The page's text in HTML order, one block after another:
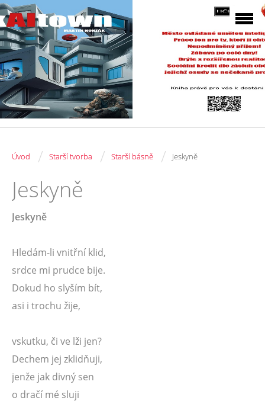
Úvod / Starší tvorba / Starší básně / Jeskyně
Jeskyně
Jeskyně
Hledám-li vnitřní klid,
srdce mi prudce bije.
Dokud ho slyším bít,
asi i trochu žije,
vskutku, či ve lži jen?
Dechem jej zklidňuji,
jenže jak divný sen
o dračí mé sluji